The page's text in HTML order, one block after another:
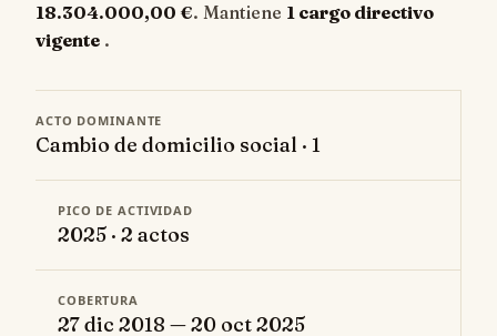
18.304.000,00 €. Mantiene 1 cargo directivo
vigente .
ACTO DOMINANTE
Cambio de domicilio social · 1
PICO DE ACTIVIDAD
2025 · 2 actos
COBERTURA
27 dic 2018 — 20 oct 2025